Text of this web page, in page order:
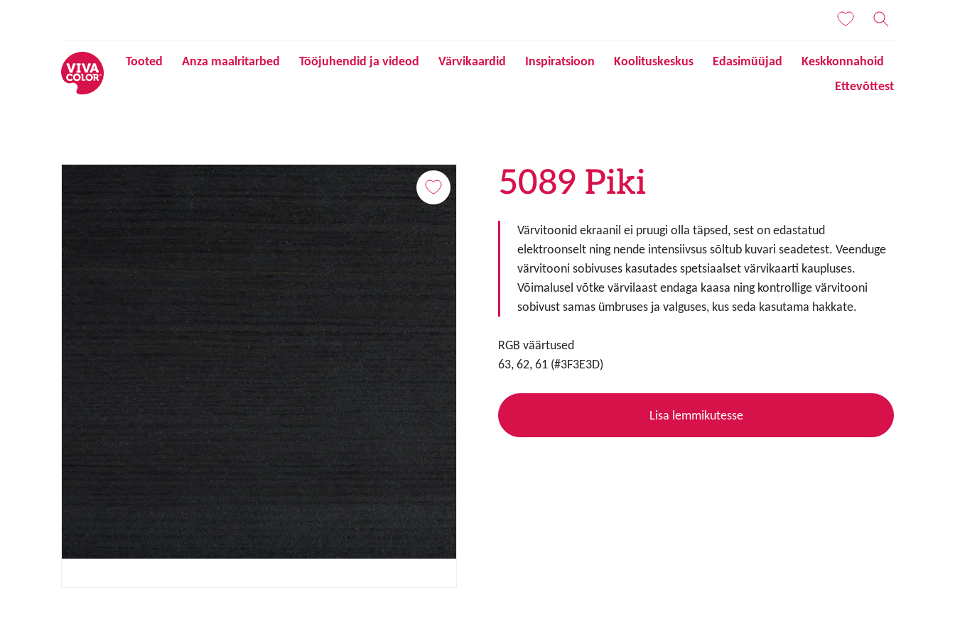
Tooted Anza maalritarbed Tööjuhendid ja videod Värvikaardid Inspiratsioon Koolituskeskus Edasimüüjad
Keskkonnahoid
Ettevõttest
5089 Piki
Värvitoonid ekraanil ei pruugi olla täpsed, sest on edastatud
elektroonselt ning nende intensiivsus sõltub kuvari seadetest. Veenduge
värvitooni sobivuses kasutades spetsiaalset värvikaarti kaupluses.
Võimalusel võtke värvilaast endaga kaasa ning kontrollige värvitooni
sobivust samas ümbruses ja valguses, kus seda kasutama hakkate.
RGB väärtused
63, 62, 61 (#3F3E3D)
Lisa lemmikutesse